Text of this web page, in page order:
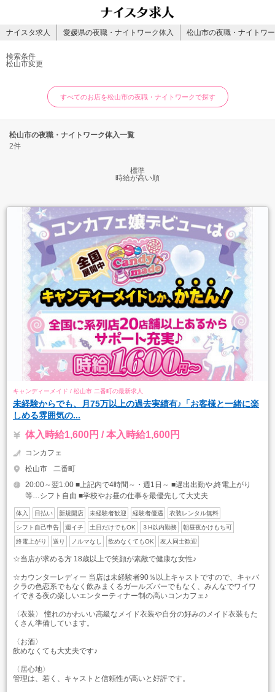
ナイスタ求人 愛媛県の夜職・ナイトワーク体入 松山市の夜職・ナイトワ
検索条件
松山市変更
すべてのお店を松山市の夜職・ナイトワークで探す
松山市の夜職・ナイトワーク体入一覧
2件
標準
時給が高い順
キャンディーメイド / 松山市 二番町の最新求人
未経験からでも、月75万以上の過去実績有♪「お客様と一緒に楽
しめる雰囲気の...
体入時給1,600円 / 本入時給1,600円
コンカフェ
松山市
二番町
20:00～翌1:00 ■上記内で4時間～・週1日～ ■遅出出勤や,終電上がり
等…シフト自由 ■学校やお昼の仕事を最優先して大丈夫
体入 日払い 新規開店 未経験者歓迎 経験者優遇 衣装レンタル無料
シフト自己申告 週イチ 土日だけでもOK ３H以内勤務 朝昼夜かけもち可
終電上がり 送り ノルマなし 飲めなくてもOK 友人同士歓迎
☆当店が求める方 18歳以上で笑顔が素敵で健康な女性♪
☆カウンターレディー 当店は未経験者90％以上キャストですので、キャバ
クラの色恋系でもなく飲みまくるガールズバーでもなく、みんなでワイワ
イできる夜の楽しいエンターティナー制の高いコンカフェ♪
〈衣装〉 憧れのかわいい高級なメイド衣装や自分の好みのメイド衣装もた
くさん準備しています。
〈お酒〉
飲めなくても大丈夫です♪
〈居心地〉
管理は、若く、キャストと信頼性が高いと好評です。